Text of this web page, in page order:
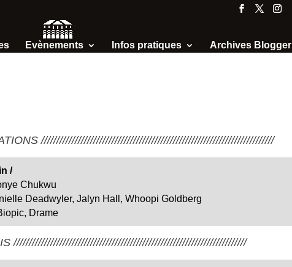
Evènements Infos pratiques Archives Blogger
////////////////////////////////////////////////////////////////////////////
/
Chukwu
Deadwyler, Jalyn Hall, Whoopi Goldberg
Drame
////////////////////////////////////////////////////////////////////////////